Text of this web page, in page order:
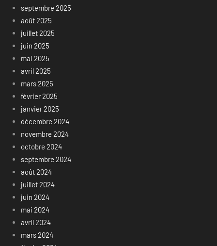
septembre 2025
août 2025
juillet 2025
juin 2025
mai 2025
avril 2025
mars 2025
février 2025
janvier 2025
décembre 2024
novembre 2024
octobre 2024
septembre 2024
août 2024
juillet 2024
juin 2024
mai 2024
avril 2024
mars 2024